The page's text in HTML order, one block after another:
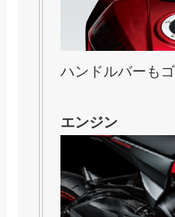
ハンドルバーも
エンジン